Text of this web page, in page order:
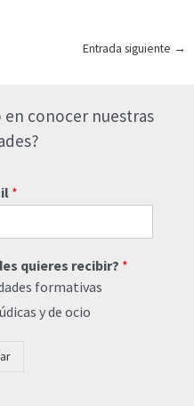
Entrada siguiente →
en conocer nuestras
*
quieres recibir? *
formativas
y de ocio